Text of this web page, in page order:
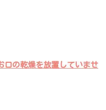
口の乾燥を放置していませ